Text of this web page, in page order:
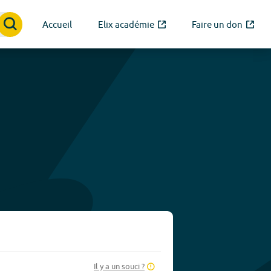
Accueil Elix académie Faire un don
Il y a un souci ?